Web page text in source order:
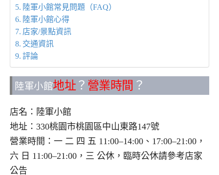
陸軍小館常見問題（FAQ）
陸軍小館心得
店家/景點資訊
交通資訊
評論
陸軍小館地址 ？ 營業時間 ？
店名：陸軍小館
地址：330桃園市桃園區中山東路147號
營業時間：一 二 四 五 11:00–14:00、17:00–21:00，
六 日 11:00–21:00，三 公休，臨時公休請參考店家
公告